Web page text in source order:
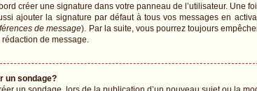
créer une signature dans votre panneau de l’utilisateur. Une
ajouter la signature par défaut à tous vos messages en
de message). Par la suite, vous pourrez toujours
rédaction de message.
un sondage?